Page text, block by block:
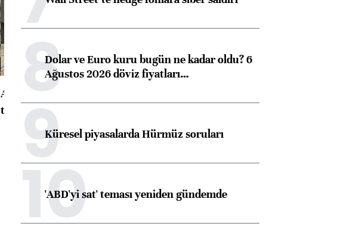
ABD'de konut başlangıçları
toparlandı
görüşmelere hazırlanıyor
8Dolar ve Euro kuru bugün ne kadar oldu? 6
Ağustos 2026 döviz fiyatları…
9Küresel piyasalarda Hürmüz soruları
10
'ABD'yi sat' teması yeniden gündemde